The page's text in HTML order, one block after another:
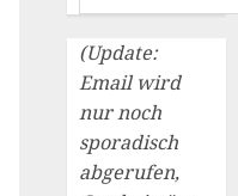
(Update:
Email wird
nur noch
sporadisch
abgerufen,